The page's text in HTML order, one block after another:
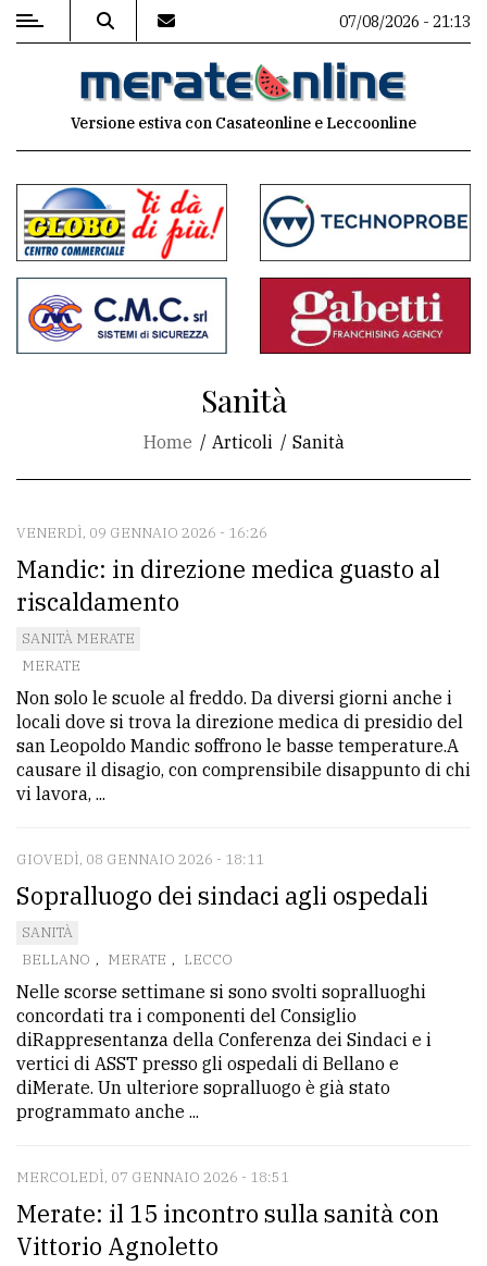
MENU
commenti
Contenuti
del
sito
CONTATTI
La
redazione
Scrivici
Per
la
pubblicità
CERCA
Cerca
per
Ricerca
avanzata
LE
07/08/2026 - 21:13
Versione estiva con Casateonline e Leccoonline
Sanità
Home Articoli Sanità
VENERDÌ, 09 GENNAIO 2026 - 16:26
Mandic: in direzione medica guasto al
riscaldamento
SANITÀ MERATE
MERATE
Non solo le scuole al freddo. Da diversi giorni anche i
locali dove si trova la direzione medica di presidio del
san Leopoldo Mandic soffrono le basse temperature.A
causare il disagio, con comprensibile disappunto di chi
vi lavora, ...
GIOVEDÌ, 08 GENNAIO 2026 - 18:11
Sopralluogo dei sindaci agli ospedali
SANITÀ
BELLANO , MERATE , LECCO
Nelle scorse settimane si sono svolti sopralluoghi
concordati tra i componenti del Consiglio
diRappresentanza della Conferenza dei Sindaci e i
vertici di ASST presso gli ospedali di Bellano e
diMerate. Un ulteriore sopralluogo è già stato
programmato anche ...
MERCOLEDÌ, 07 GENNAIO 2026 - 18:51
Merate: il 15 incontro sulla sanità con
Vittorio Agnoletto